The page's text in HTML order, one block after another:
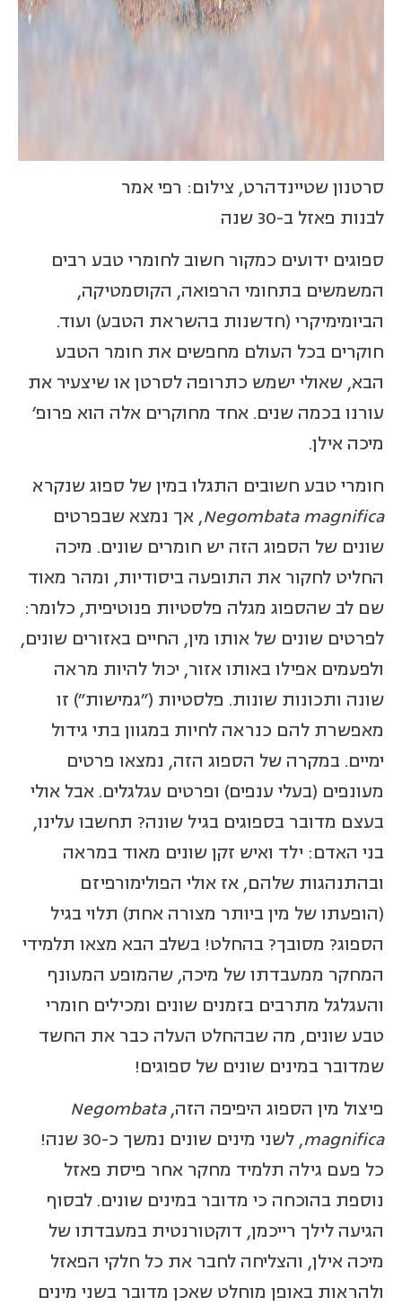
סרטנון שטיינדהרט, צילום: רפי אמר
לבנות פאזל ב-30 שנה
ספוגים ידועים כמקור חשוב לחומרי טבע רבים
המשמשים בתחומי הרפואה, הקוסמטיקה,
הביומימיקרי (חדשנות בהשראת הטבע) ועוד.
חוקרים בכל העולם מחפשים את חומר הטבע
הבא, שאולי ישמש כתרופה לסרטן או שיצעיר את
עורנו בכמה שנים. אחד מחוקרים אלה הוא פרופ'
מיכה אילן.
חומרי טבע חשובים התגלו במין של ספוג שנקרא
Negombata magnifica, אך נמצא שבפרטים
שונים של הספוג הזה יש חומרים שונים. מיכה
החליט לחקור את התופעה ביסודיות, ומהר מאוד
שם לב שהספוג מגלה פלסטיות פנוטיפית, כלומר:
לפרטים שונים של אותו מין, החיים באזורים שונים,
ולפעמים אפילו באותו אזור, יכול להיות מראה
שונה ותכונות שונות. פלסטיות ("גמישות") זו
מאפשרת להם כנראה לחיות במגוון בתי גידול
ימיים. במקרה של הספוג הזה, נמצאו פרטים
מעונפים (בעלי ענפים) ופרטים עגלגלים. אבל אולי
בעצם מדובר בספוגים בגיל שונה? תחשבו עלינו,
בני האדם: ילד ואיש זקן שונים מאוד במראה
ובהתנהגות שלהם, אז אולי הפולימורפיזם
(הופעתו של מין ביותר מצורה אחת) תלוי בגיל
הספוג? מסובך? בהחלט! בשלב הבא מצאו תלמידי
המחקר ממעבדתו של מיכה, שהמופע המעונף
והעגלגל מתרבים בזמנים שונים ומכילים חומרי
טבע שונים, מה שבהחלט העלה כבר את החשד
שמדובר במינים שונים של ספוגים!
פיצול מין הספוג היפיפה הזה,Negombata
magnifica
, לשני מינים שונים נמשך כ-30 שנה!
כל פעם גילה תלמיד מחקר אחר פיסת פאזל
נוספת בהוכחה כי מדובר במינים שונים. לבסוף
הגיעה לילך רייכמן, דוקטורנטית במעבדתו של
מיכה אילן, והצליחה לחבר את כל חלקי הפאזל
ולהראות באופן מוחלט שאכן מדובר בשני מינים